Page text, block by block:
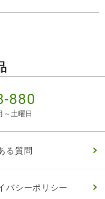
～土曜日
る質問
バシーポリシー